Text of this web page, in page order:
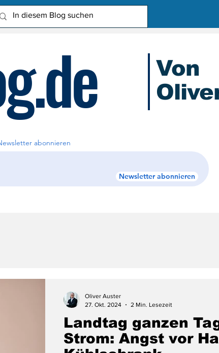
Von
abonnieren
Newsletter abonnieren
Landtag ganzen
Strom: Angst vor
Oliver Auster
27. Okt. 2024
2 Min. Lesezeit